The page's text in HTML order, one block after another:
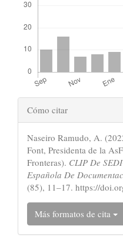
Detalles
del
artículo
Cómo citar
Naseiro Ramudo, A.
Font, Presidenta de la
Fronteras). CLIP De
Española De
(85), 11–17. https://
Más formatos de cita